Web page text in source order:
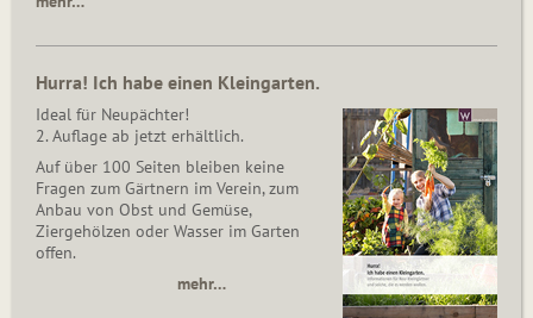
Hurra! Ich habe einen Kleingarten.
Ideal für Neupächter!
2. Auflage ab jetzt erhältlich.
Auf über 100 Seiten bleiben keine
Fragen zum Gärtnern im Verein, zum
Anbau von Obst und Gemüse,
Ziergehölzen oder Wasser im Garten
offen.
mehr…